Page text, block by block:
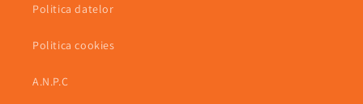
Politica datelor
Politica cookies
A.N.P.C